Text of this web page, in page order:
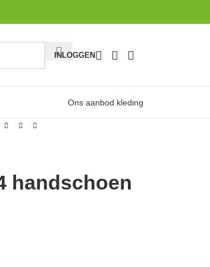
INLOGGEN
Ons aanbod kleding
handschoen